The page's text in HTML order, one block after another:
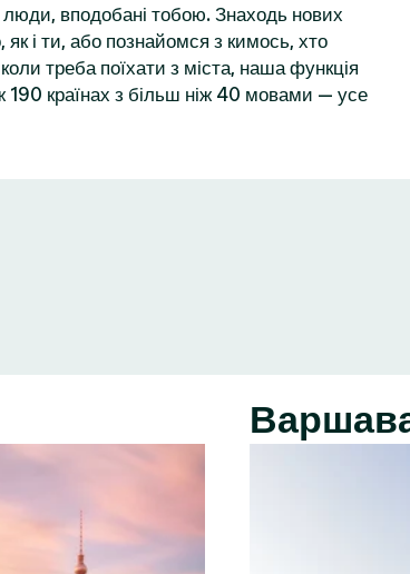
вподобані тобою. Знаходь нових
і ти, або познайомся з кимось, хто
треба поїхати з міста, наша функція
країнах з більш ніж 40 мовами — усе